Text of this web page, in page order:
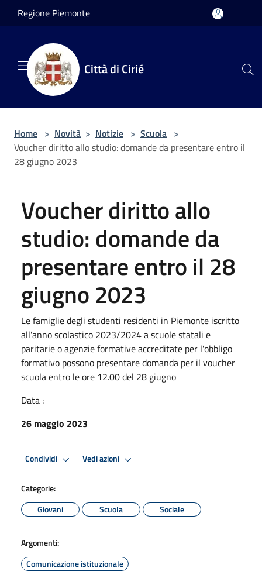
Salta al contenuto principale
Regione Piemonte
Città di Cirié
Home > Novità > Notizie > Scuola >
Voucher diritto allo studio: domande da presentare entro il
28 giugno 2023
Voucher diritto allo
studio: domande da
presentare entro il 28
giugno 2023
Le famiglie degli studenti residenti in Piemonte iscritto
all'anno scolastico 2023/2024 a scuole statali e
paritarie o agenzie formative accreditate per l'obbligo
formativo possono presentare domanda per il voucher
scuola entro le ore 12.00 del 28 giugno
Data :
26 maggio 2023
Condividi Vedi azioni
Categorie:
Giovani
Scuola Sociale
Argomenti:
Comunicazione istituzionale